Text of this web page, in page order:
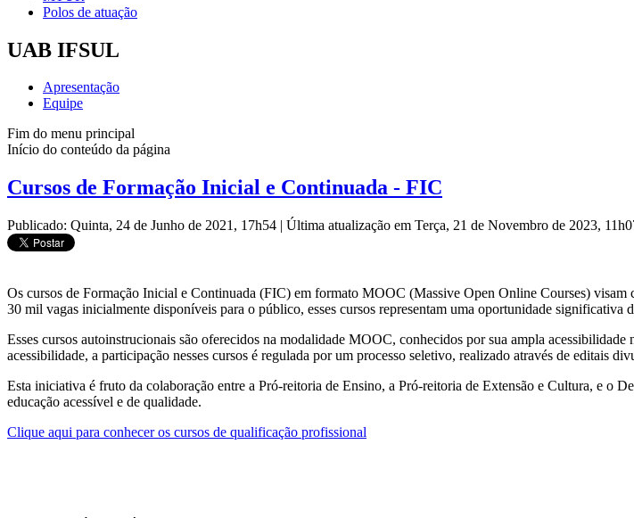
Polos de atuação
UAB IFSUL
Apresentação
Equipe
Fim do menu principal
Início do conteúdo da página
Cursos de Formação Inicial e Continuada - FIC
Publicado: Quinta, 24 de Junho de 2021, 17h54 | Última atualização em Terça, 21 de Novembro de 2023,
Os cursos de Formação Inicial e Continuada (FIC) em formato MOOC (Massive Open Online Courses)
30 mil vagas inicialmente disponíveis para o público, esses cursos representam uma oportunidade significativa
Esses cursos autoinstrucionais são oferecidos na modalidade MOOC, conhecidos por sua ampla
acessibilidade, a participação nesses cursos é regulada por um processo seletivo, realizado através de editais
Esta iniciativa é fruto da colaboração entre a Pró-reitoria de Ensino, a Pró-reitoria de Extensão e Cultura, e o
educação acessível e de qualidade.
Clique aqui para conhecer os cursos de qualificação profissional